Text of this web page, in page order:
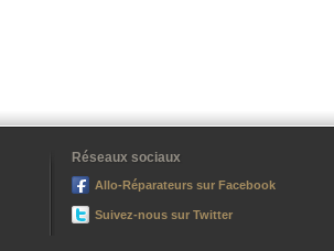
Réseaux sociaux
Allo-Réparateurs sur Facebook
Suivez-nous sur Twitter